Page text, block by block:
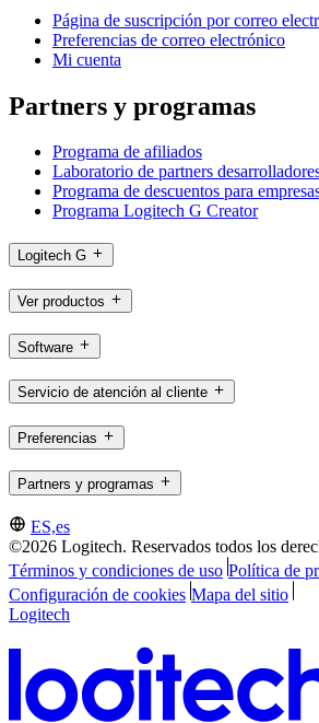
Página de suscripción por correo
Preferencias de correo electrónico
Mi cuenta
Partners y programas
Programa de afiliados
Laboratorio de partners
Programa de descuentos para
Programa Logitech G Creator
Logitech G
Ver productos
Software
Servicio de atención al cliente
Preferencias
Partners y programas
ES,es
©2026 Logitech. Reservados todos los
Términos y condiciones de uso Política de
Configuración de cookies Mapa del sitio
Logitech